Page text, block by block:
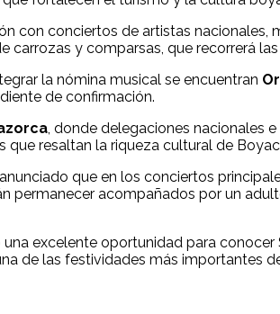
con conciertos de artistas
y comparsas, que recorrerá
la nómina musical se encuentran
de confirmación.
, donde delegaciones nacionales
resaltan la riqueza cultural de
que en los conciertos
permanecer acompañados por un
excelente oportunidad para
de las festividades más importantes